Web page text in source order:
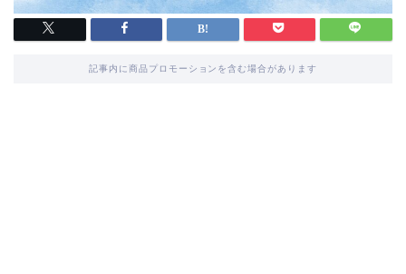
記事内に商品プロモーションを含む場合があります